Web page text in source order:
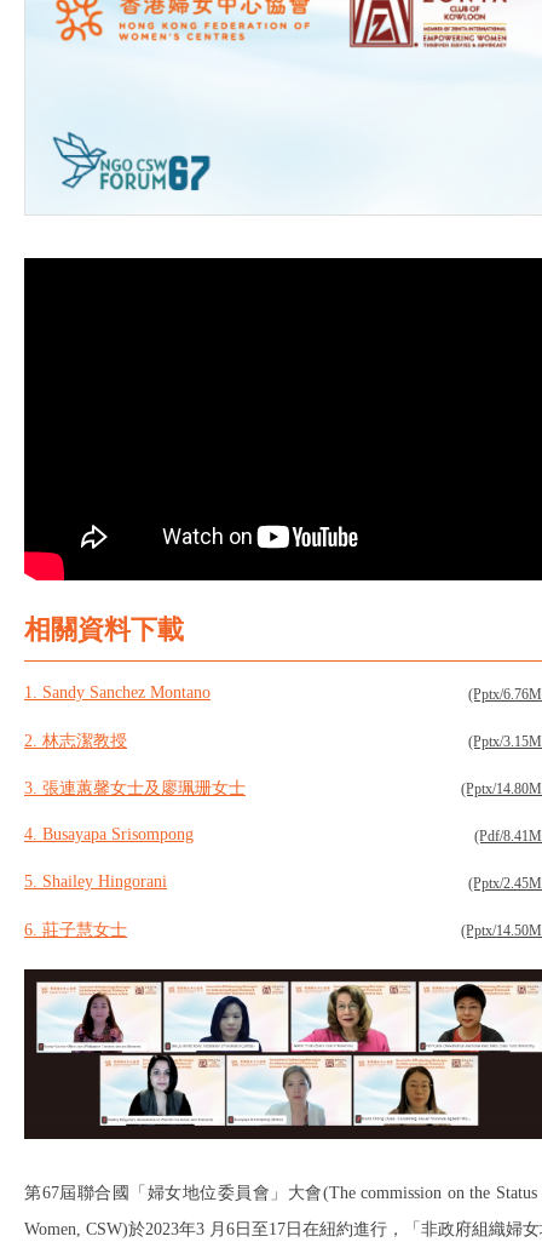
相關資料下載
1. Sandy Sanchez Montano (Pptx/
2. 林志潔教授 (Pptx/
3. 張連蕙馨女士及廖珮珊女士 (Pptx/
4. Busayapa Srisompong (Pdf/
5. Shailey Hingorani (Pptx/
6. 莊子慧女士 (Pptx/
第67屆聯合國「婦女地位委員會」大會(The commission on the Status
Women, CSW)於2023年3 月6日至17日在紐約進行，「非政府組織婦